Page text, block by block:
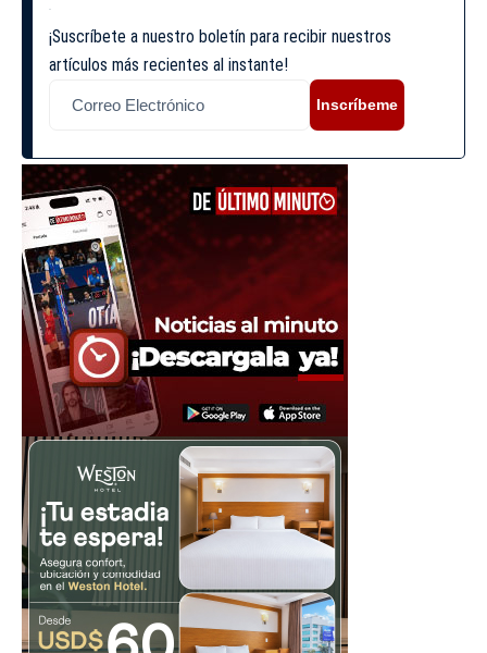
¡Suscríbete a nuestro boletín para recibir nuestros
artículos más recientes al instante!
Inscríbeme